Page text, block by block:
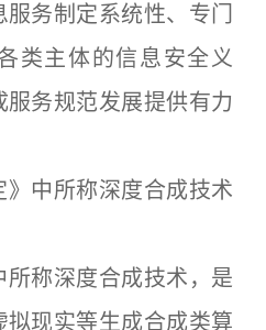
务制定系统性、专门
类主体的信息安全义
务规范发展提供有力
中所称深度合成技术
称深度合成技术，是
现实等生成合成类算